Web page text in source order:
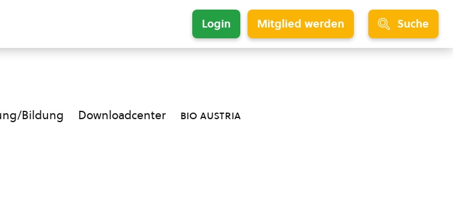
Login Mitglied werden Suche
Bildung Downloadcenter bio austria